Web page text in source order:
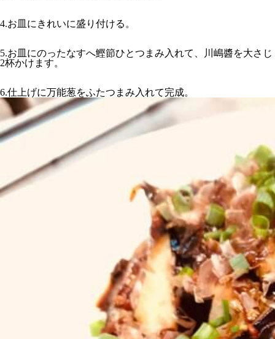
4.お皿にきれいに盛り付ける。
5.お皿にのったなすへ鰹節ひとつまみ入れて、川嶋醬を大さじ
2杯かけます。
6.仕上げに万能葱をふたつまみ入れて完成。